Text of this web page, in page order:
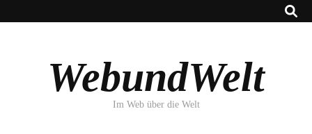
WebundWelt
Im Web über die Welt